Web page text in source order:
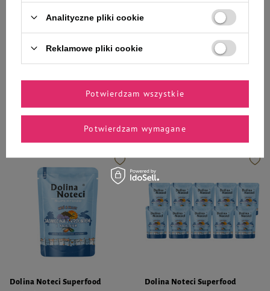
Mokra karma dla psów małych
ras Dolina Noteci Premium mix
smaków zestaw 16 x 100 g
62,56 zł 39,10 zł / kg
+
Mokra karma dla kota po
sterylizacji indyk z przepiórką i
zieloną herbatą Dolina Noteci
Superfood Pasztet & Filet 85 g
6,84 zł 80,47 zł / kg
-
Dolina Noteci Superfood
Dolina Noteci Superfood
Analityczne pliki cookie
Reklamowe pliki cookie
Potwierdzam wymagane
Potwierdzam wszystkie